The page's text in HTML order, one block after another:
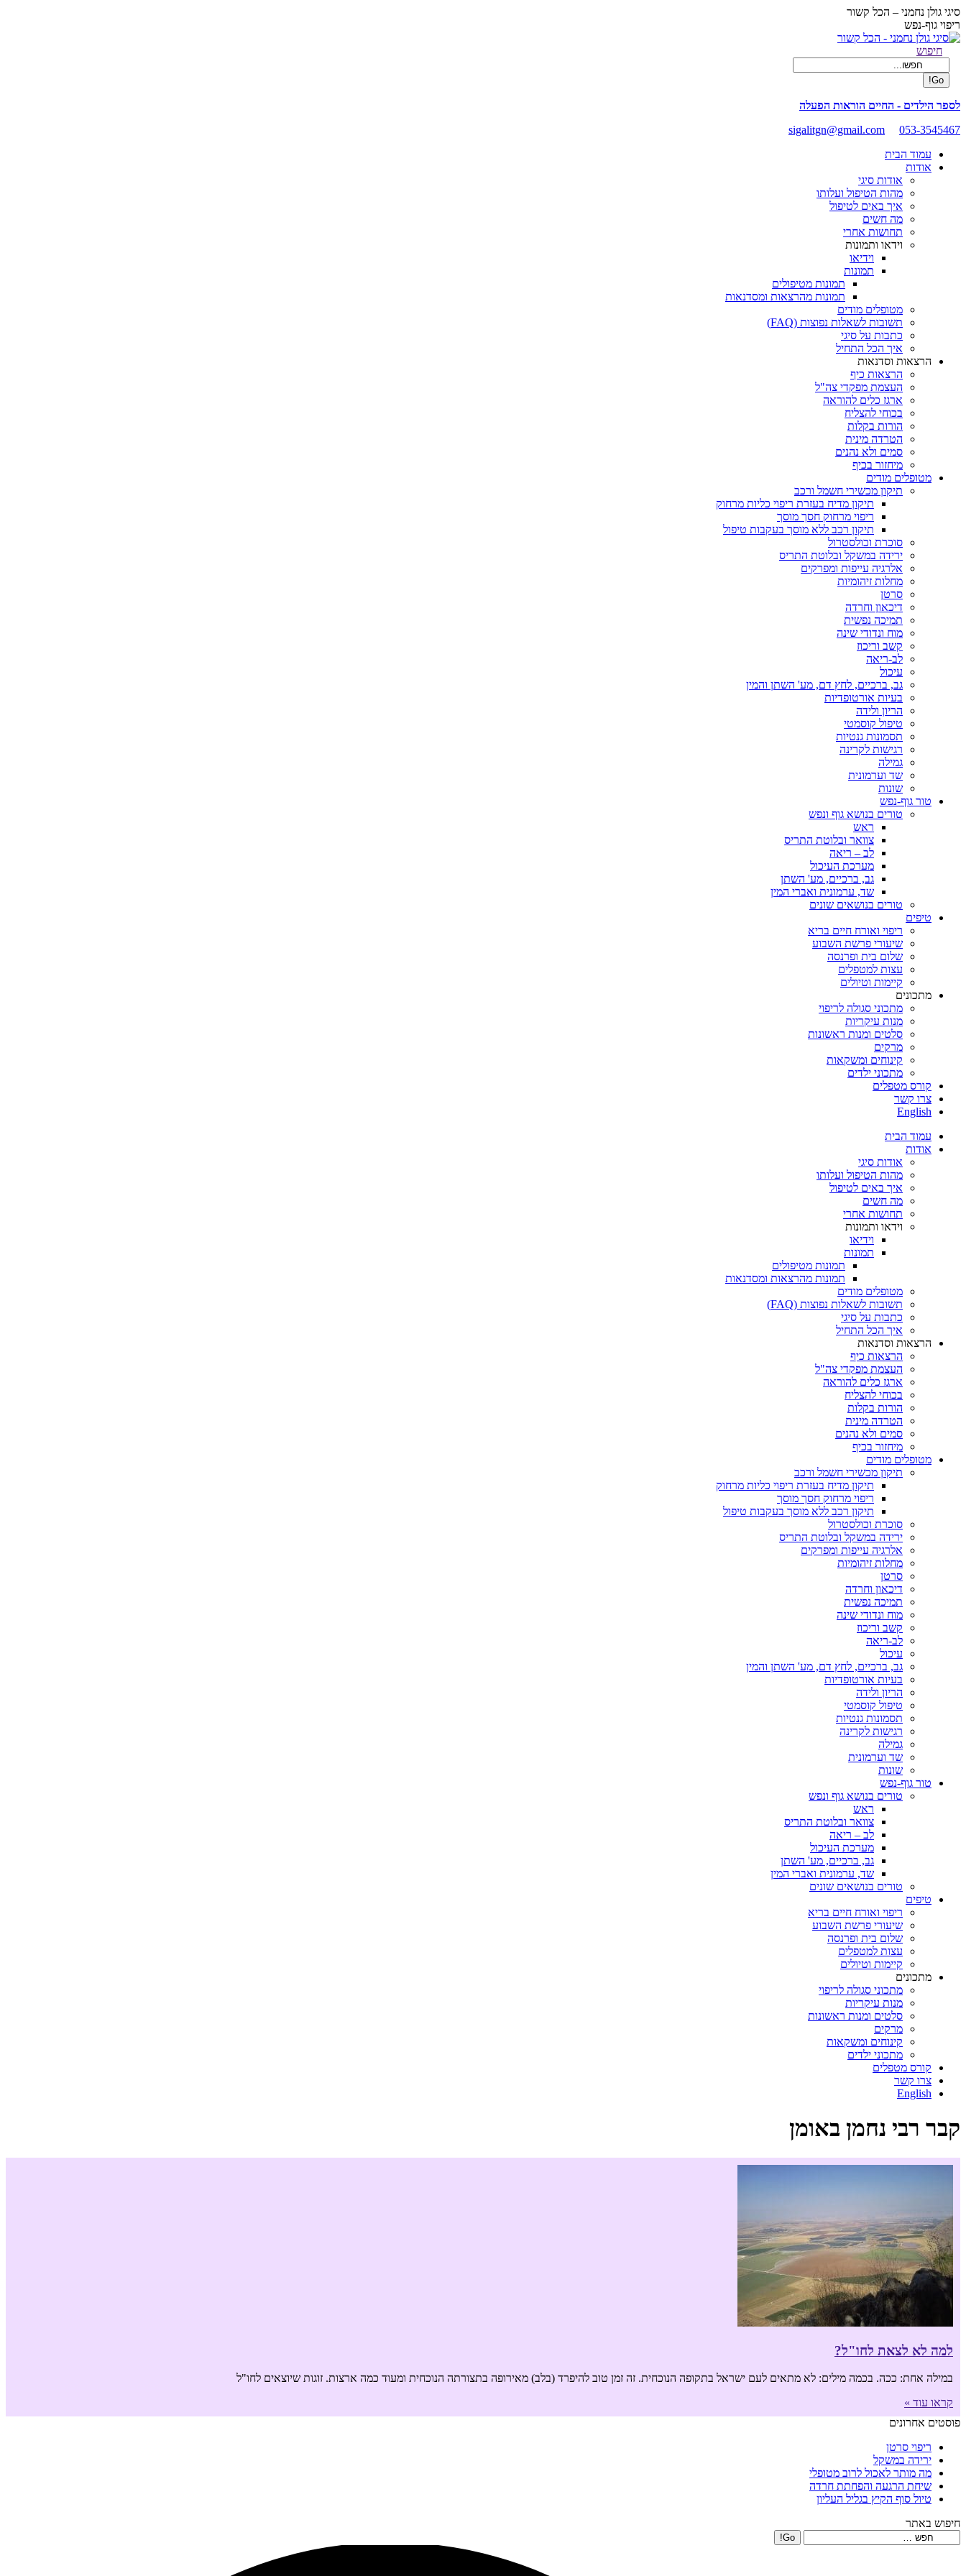
Skip
to
content
סיגי גולן נחמני – הכל קשור
ריפוי גוף-נפש
Facebook
opens
new
window
Search:
חיפוש
לספר הילדים - החיים הוראות הפעלה
sigalitgn@gmail.com
053-3545467
עמוד הבית
אודות
אודות סיגי
מהות הטיפול ועלותו
איך באים לטיפול
מה חשים
תחושות אחרי
וידאו ותמונות
וידיאו
תמונות
תמונות מטיפולים
תמונות מהרצאות ומסדנאות
מטופלים מודים
תשובות לשאלות נפוצות (FAQ)
כתבות על סיגי
איך הכל התחיל
הרצאות וסדנאות
הרצאות כיף
העצמת מפקדי צה"ל
ארגז כלים להוראה
בכוחי להצליח
הורות בקלות
הטרדה מינית
סמים ולא נהנים
מיחזור בכיף
מטופלים מודים
תיקון מכשירי חשמל ורכב
תיקון מדיח בעזרת ריפוי כליות מרחוק
ריפוי מרחוק חסך מוסך
תיקון רכב ללא מוסך בעקבות טיפול
סוכרת וכולסטרול
ירידה במשקל ובלוטת התריס
אלרגיה עייפות ומפרקים
מחלות זיהומיות
סרטן
דיכאון וחרדה
תמיכה נפשית
מוח ונדודי שינה
קשב וריכוז
לב-ריאה
עיכול
גב, ברכיים, לחץ דם, מע' השתן והמין
בעיות אורטופדיות
הריון ולידה
טיפול קוסמטי
תסמונות גנטיות
רגישות לקרינה
גמילה
שד וערמונית
שונות
טור גוף-נפש
טורים בנושא גוף ונפש
ראש
צוואר ובלוטת התריס
לב – ריאה
מערכת העיכול
גב, ברכיים, מע' השתן
שד, ערמונית ואברי המין
טורים בנושאים שונים
טיפים
ריפוי ואורח חיים בריא
שיעורי פרשת השבוע
שלום בית ופרנסה
עצות למטפלים
קיימות וטיולים
מתכונים
מתכוני סגולה לריפוי
מנות עיקריות
סלטים ומנות ראשונות
מרקים
קינוחים ומשקאות
מתכוני ילדים
קורס מטפלים
צרו קשר
English
עמוד הבית
אודות
אודות סיגי
מהות הטיפול ועלותו
איך באים לטיפול
מה חשים
תחושות אחרי
וידאו ותמונות
וידיאו
תמונות
תמונות מטיפולים
תמונות מהרצאות ומסדנאות
מטופלים מודים
תשובות לשאלות נפוצות (FAQ)
כתבות על סיגי
איך הכל התחיל
הרצאות וסדנאות
הרצאות כיף
העצמת מפקדי צה"ל
ארגז כלים להוראה
בכוחי להצליח
הורות בקלות
הטרדה מינית
סמים ולא נהנים
מיחזור בכיף
מטופלים מודים
תיקון מכשירי חשמל ורכב
תיקון מדיח בעזרת ריפוי כליות מרחוק
ריפוי מרחוק חסך מוסך
תיקון רכב ללא מוסך בעקבות טיפול
סוכרת וכולסטרול
ירידה במשקל ובלוטת התריס
אלרגיה עייפות ומפרקים
מחלות זיהומיות
סרטן
דיכאון וחרדה
תמיכה נפשית
מוח ונדודי שינה
קשב וריכוז
לב-ריאה
עיכול
גב, ברכיים, לחץ דם, מע' השתן והמין
בעיות אורטופדיות
הריון ולידה
טיפול קוסמטי
תסמונות גנטיות
רגישות לקרינה
גמילה
שד וערמונית
שונות
טור גוף-נפש
טורים בנושא גוף ונפש
ראש
צוואר ובלוטת התריס
לב – ריאה
מערכת העיכול
גב, ברכיים, מע' השתן
שד, ערמונית ואברי המין
טורים בנושאים שונים
טיפים
ריפוי ואורח חיים בריא
שיעורי פרשת השבוע
שלום בית ופרנסה
עצות למטפלים
קיימות וטיולים
מתכונים
מתכוני סגולה לריפוי
מנות עיקריות
סלטים ומנות ראשונות
מרקים
קינוחים ומשקאות
מתכוני ילדים
קורס מטפלים
צרו קשר
English
קבר רבי נחמן באומן
למה לא לצאת לחו"ל?
במילה אחת: ככה. בכמה מילים: לא מתאים לעם ישראל בתקופה הנוכחית. זה זמן טוב להיפרד (בלב) מאירופה בתצורתה הנוכחית ומעוד כמה ארצות. זוגות שיוצאים לחו"ל
קראו עוד »
פוסטים אחרונים
ריפוי סרטן
ירידה במשקל
מה מותר לאכול לרוב מטופלי
שיחת הרגעה והפחתת חרדה
טיול סוף הקיץ בגליל העליון
חיפוש באתר
Search: